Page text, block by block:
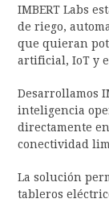
IMBERT Labs
de riego,
que quieran
artificial, IoT y
Desarrollamos
inteligencia
directamente
conectividad
La solución
tableros